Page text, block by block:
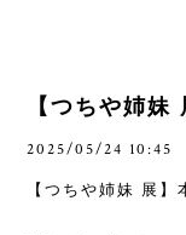
【つちや姉妹
2025/05/24 10:45
【つちや姉妹 展】